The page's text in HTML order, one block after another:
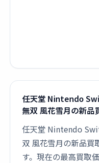
任天堂 Nintendo
無双 風花雪月の新品
任天堂 Nintendo
双 風花雪月の新品買
す。現在の最高買取